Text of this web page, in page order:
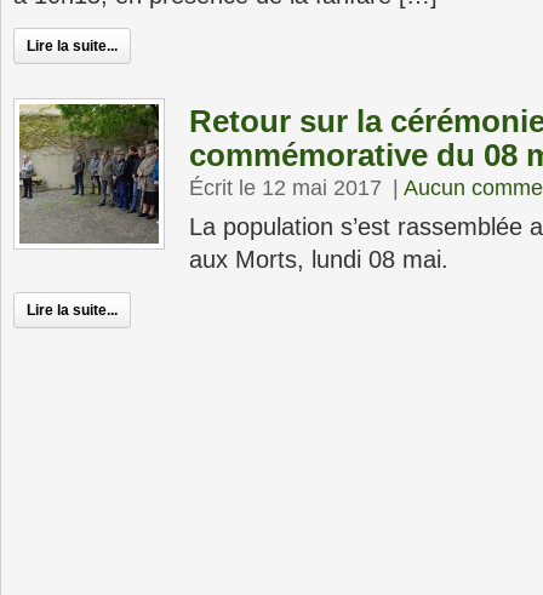
Lire la suite...
Retour sur la
commémorative du 08
Écrit le 12 mai 2017 Aucun
La population s’est rassemblée
aux Morts, lundi 08 mai.
Lire la suite...